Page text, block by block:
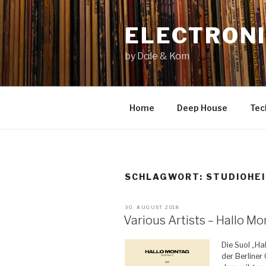
springen
by Dole & Kom
Home Deep House
SCHLAGWORT:
VERÖFFENTLICHT
AM
30. AUGUST 2018
Various Artists – Hallo
Die Suol
der Berliner